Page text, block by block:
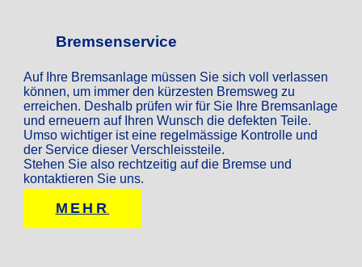
Bremsenservice
Auf Ihre Bremsanlage müssen Sie sich voll verlassen
können, um immer den kürzesten Bremsweg zu
erreichen. Deshalb prüfen wir für Sie Ihre Bremsanlage
und erneuern auf Ihren Wunsch die defekten Teile.
Umso wichtiger ist eine regelmässige Kontrolle und
der Service dieser Verschleissteile.
Stehen Sie also rechtzeitig auf die Bremse und
kontaktieren Sie uns.
MEHR